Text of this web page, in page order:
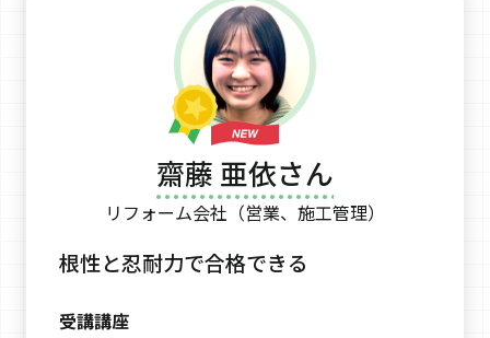
齋藤 亜依さん
リフォーム会社（営業、施工管理）
根性と忍耐力で合格できる
受講講座